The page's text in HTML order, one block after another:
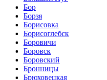
Бор
Борзя
Борисовка
Борисоглебск
Боровичи
Боровск
Боровский
Бронницы
Брюховецкая